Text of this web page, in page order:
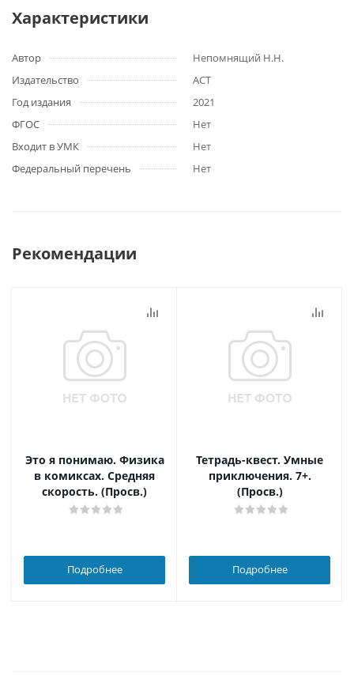
Характеристики
Автор
Непомнящий Н.Н.
Издательство
АСТ
Год издания
2021
ФГОС
Нет
Входит в УМК
Нет
Федеральный перечень
Нет
Рекомендации
Это я понимаю. Физика
в комиксах. Средняя
скорость. (Просв.)
Подробнее
Тетрадь-квест. Умные
приключения. 7+.
(Просв.)
Подробнее